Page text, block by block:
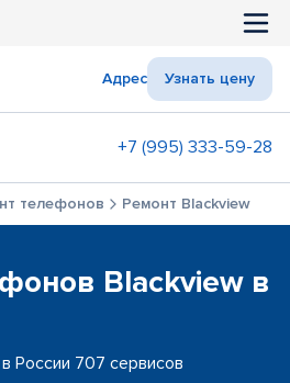
Адрес Узнать цену
+7 (995) 333-59-28
телефонов Ремонт Blackview
Blackview в
России 707 сервисов